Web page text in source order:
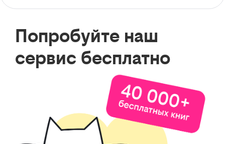
Попробуйте наш
сервис бесплатно